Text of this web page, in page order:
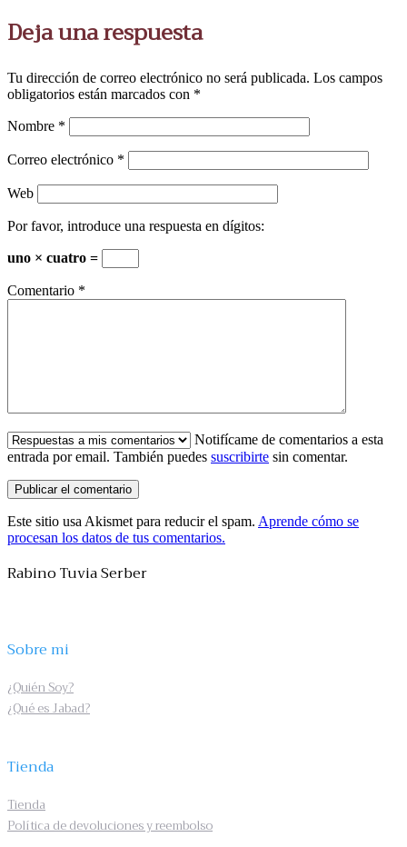
Deja una respuesta
Tu dirección de correo electrónico no será publicada. Los campos
obligatorios están marcados con *
Nombre *
Correo electrónico *
Web
Por favor, introduce una respuesta en dígitos:
uno × cuatro =
Comentario *
Notifícame de comentarios a esta
entrada por email. También puedes suscribirte sin comentar.
Este sitio usa Akismet para reducir el spam. Aprende cómo se
procesan los datos de tus comentarios.
Rabino Tuvia Serber
Sobre mi
¿Quién Soy?
¿Qué es Jabad?
Tienda
Tienda
Política de devoluciones y reembolso